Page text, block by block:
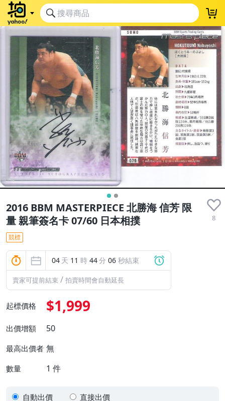
2016 BBM MASTERPIECE 北勝海 信芳 限
量 親筆簽名卡 07/60 日本相撲
8
競標
04 天 11 時 44分 05 秒結束
賣家可提前結束 / 拍賣時間會自動延長
起標價格 $1,999
出價增額 50
最高出價者 無
數量 1 件
自動出價 直接出價